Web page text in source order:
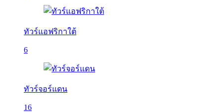
ทัวร์แอฟริกาใต้
6
ทัวร์จอร์แดน
16